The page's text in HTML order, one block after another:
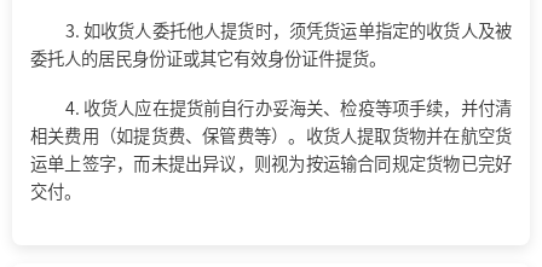
3. 如收货人委托他人提货时，须凭货运单指定的收货人及被
委托人的居民身份证或其它有效身份证件提货。
4. 收货人应在提货前自行办妥海关、检疫等项手续，并付清
相关费用（如提货费、保管费等）。收货人提取货物并在航空货
运单上签字，而未提出异议，则视为按运输合同规定货物已完好
交付。